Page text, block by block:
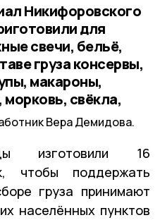
Никифоровского
для
свечи, бельё,
груза консервы,
макароны,
свёкла,
Вера Демидова.
изготовили 16
чтобы поддержать
груза принимают
населённых пунктов